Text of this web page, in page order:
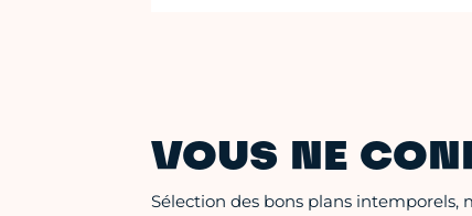
VOUS NE
Sélection des bons plans intemporels,